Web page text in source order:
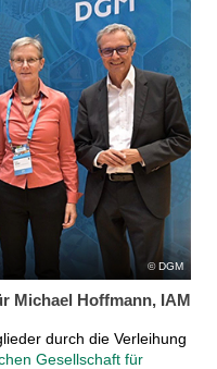
DGM
Michael Hoffmann, IAM
durch die Verleihung
Gesellschaft für